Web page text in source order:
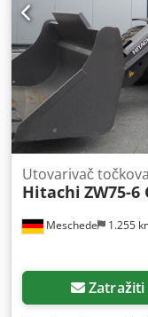
Meschede 1.255
Utovarivač točkova
Hitachi ZW75-6
Zatražiti